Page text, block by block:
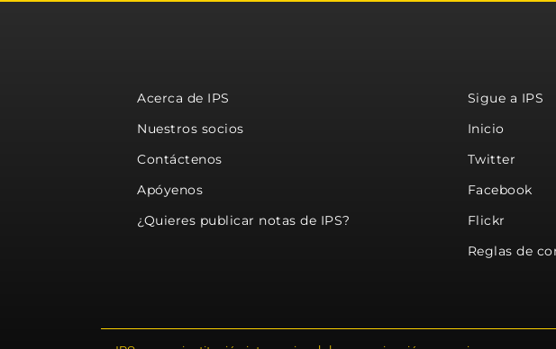
Acerca de IPS
Nuestros socios
Contáctenos
Apóyenos
¿Quieres publicar notas de IPS?
Sigue a IPS
Inicio
Twitter
Facebook
Flickr
Reglas de